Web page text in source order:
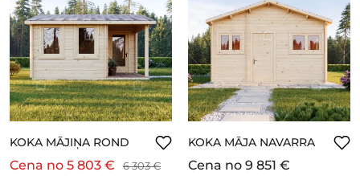
KOKA MĀJIŅA ROND
Cena no 5 803 € 6 303 €
KOKA MĀJA NAVARRA
Cena no 9 851 €